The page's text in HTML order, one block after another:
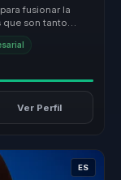
fusionar la
son tanto
Ver Perfil
ES